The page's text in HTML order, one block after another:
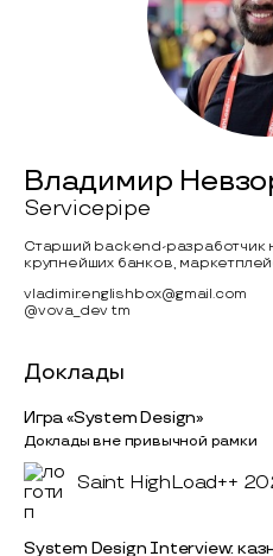
Владимир
Servicepipe
Старший backend-разработчик
крупнейших банков,
vladimir.englishbox@gmail.com
@vova_dev tm
Доклады
Игра «System Design»
Доклады вне привычной рамки
Saint HighLoad++
System Design Interview: